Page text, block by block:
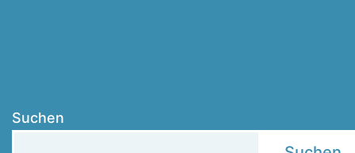
Suchen